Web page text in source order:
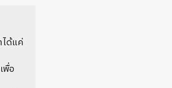
ด้แค่
พื่อ